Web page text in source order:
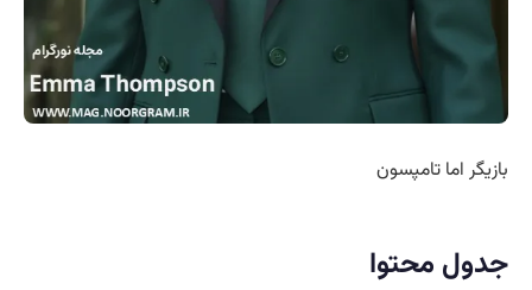
بازیگر اما تامپسون
جدول محتوا